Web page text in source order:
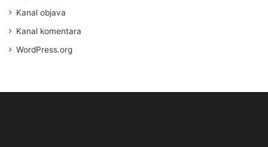
Kanal objava
Kanal komentara
WordPress.org